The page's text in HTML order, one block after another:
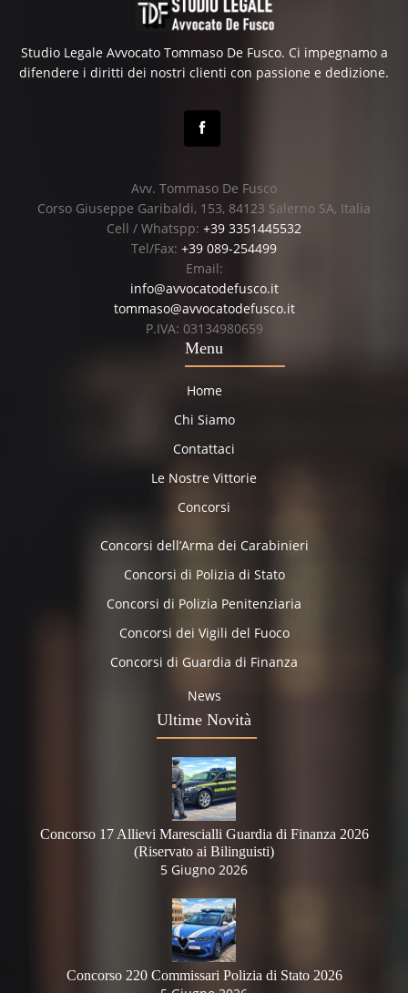
Studio Legale Avvocato Tommaso De Fusco. Ci impegnamo a
difendere i diritti dei nostri clienti con passione e dedizione.
Avv. Tommaso De Fusco
Corso Giuseppe Garibaldi, 153, 84123 Salerno SA, Italia
Cell / Whatspp: +39 3351445532
Tel/Fax: +39 089-254499
Email:
info@avvocatodefusco.it
tommaso@avvocatodefusco.it
P.IVA: 03134980659
Menu
Home
Chi Siamo
Contattaci
Le Nostre Vittorie
Concorsi
Concorsi dell’Arma dei Carabinieri
Concorsi di Polizia di Stato
Concorsi di Polizia Penitenziaria
Concorsi dei Vigili del Fuoco
Concorsi di Guardia di Finanza
News
Ultime Novità
Concorso 17 Allievi Marescialli Guardia di Finanza 2026
(Riservato ai Bilinguisti)
5 Giugno 2026
Concorso 220 Commissari Polizia di Stato 2026